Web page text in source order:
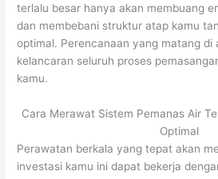
terlalu besar hanya akan membuang
dan membebani struktur atap kamu
optimal. Perencanaan yang matang di
kelancaran seluruh proses
kamu.
Cara Merawat Sistem Pemanas Air
Optimal
Perawatan berkala yang tepat akan
investasi kamu ini dapat bekerja